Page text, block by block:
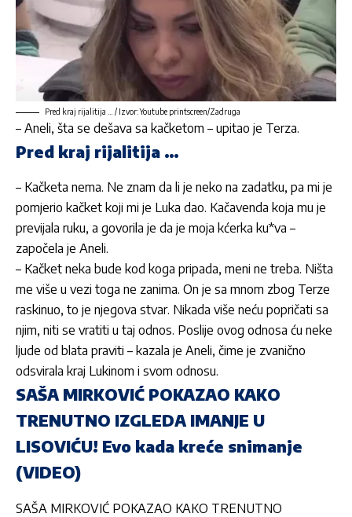
Pred kraj rijalitija … / Izvor: Youtube printscreen/Zadruga
– Aneli, šta se dešava sa kačketom – upitao je Terza.
Pred kraj rijalitija …
– Kačketa nema. Ne znam da li je neko na zadatku, pa mi je
pomjerio kačket koji mi je Luka dao. Kačavenda koja mu je
previjala ruku, a govorila je da je moja kćerka ku*va –
započela je Aneli.
– Kačket neka bude kod koga pripada, meni ne treba. Ništa
me više u vezi toga ne zanima. On je sa mnom zbog Terze
raskinuo, to je njegova stvar. Nikada više neću popričati sa
njim, niti se vratiti u taj odnos. Poslije ovog odnosa ću neke
ljude od blata praviti – kazala je Aneli, čime je zvanično
odsvirala kraj Lukinom i svom odnosu.
SAŠA MIRKOVIĆ POKAZAO KAKO
TRENUTNO IZGLEDA IMANJE U
LISOVIĆU! Evo kada kreće snimanje
(VIDEO)
SAŠA MIRKOVIĆ POKAZAO KAKO TRENUTNO